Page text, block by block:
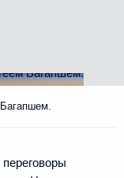
переговоры